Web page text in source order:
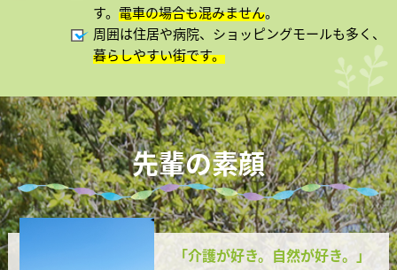
す。 電車の場合も混みません。
周囲は住居や病院、ショッピングモールも多く、
暮らしやすい街です。
先輩の素顔
「介護が好き。自然が好き。」